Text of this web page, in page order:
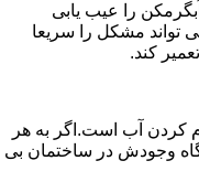
را عیب یابی
تواند مشکل را سریعا
کند.
کردن آب است.اگر به هر
وجودش در ساختمان بی